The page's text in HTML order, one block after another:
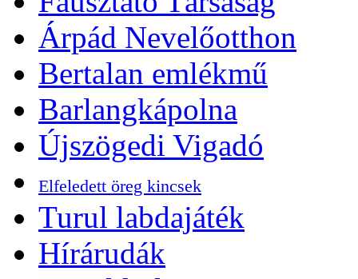
Árpád Nevelőotthon
Bertalan emlékmű
Barlangkápolna
Újszögedi Vigadó
Elfeledett öreg kincsek
Turul labdajáték
Hírárudák